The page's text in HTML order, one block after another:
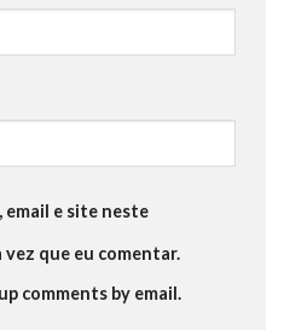
email e site neste
que eu comentar.
comments by email.